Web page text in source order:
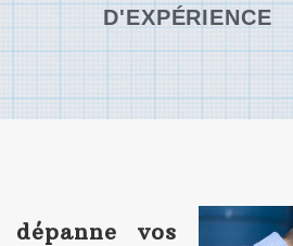
D'EXPÉRIENCE
vos